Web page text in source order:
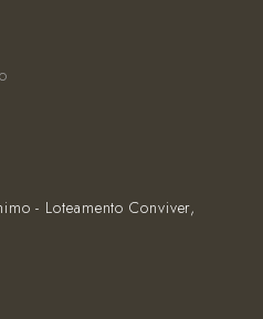
- Loteamento Conviver,